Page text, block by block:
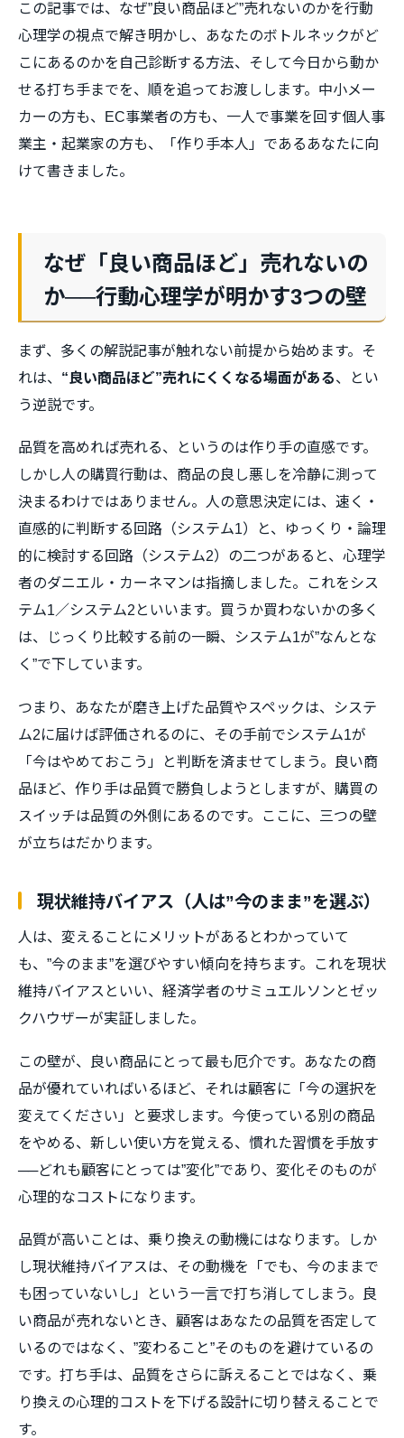
この記事では、なぜ”良い商品ほど”売れないのかを行動
心理学の視点で解き明かし、あなたのボトルネックがど
こにあるのかを自己診断する方法、そして今日から動か
せる打ち手までを、順を追ってお渡しします。中小メー
カーの方も、EC事業者の方も、一人で事業を回す個人事
業主・起業家の方も、「作り手本人」であるあなたに向
けて書きました。
なぜ「良い商品ほど」売れないの
か──行動心理学が明かす3つの壁
まず、多くの解説記事が触れない前提から始めます。そ
れは、 “良い商品ほど”売れにくくなる場面がある、とい
う逆説です。
品質を高めれば売れる、というのは作り手の直感です。
しかし人の購買行動は、商品の良し悪しを冷静に測って
決まるわけではありません。人の意思決定には、速く・
直感的に判断する回路（システム1）と、ゆっくり・論理
的に検討する回路（システム2）の二つがあると、心理学
者のダニエル・カーネマンは指摘しました。これをシス
テム1／システム2といいます。買うか買わないかの多く
は、じっくり比較する前の一瞬、システム1が”なんとな
く”で下しています。
つまり、あなたが磨き上げた品質やスペックは、システ
ム2に届けば評価されるのに、その手前でシステム1が
「今はやめておこう」と判断を済ませてしまう。良い商
品ほど、作り手は品質で勝負しようとしますが、購買の
スイッチは品質の外側にあるのです。ここに、三つの壁
が立ちはだかります。
現状維持バイアス（人は”今のまま”を選ぶ）
人は、変えることにメリットがあるとわかっていて
も、”今のまま”を選びやすい傾向を持ちます。これを現状
維持バイアスといい、経済学者のサミュエルソンとゼッ
クハウザーが実証しました。
この壁が、良い商品にとって最も厄介です。あなたの商
品が優れていればいるほど、それは顧客に「今の選択を
変えてください」と要求します。今使っている別の商品
をやめる、新しい使い方を覚える、慣れた習慣を手放す
──どれも顧客にとっては”変化”であり、変化そのものが
心理的なコストになります。
品質が高いことは、乗り換えの動機にはなります。しか
し現状維持バイアスは、その動機を「でも、今のままで
も困っていないし」という一言で打ち消してしまう。良
い商品が売れないとき、顧客はあなたの品質を否定して
いるのではなく、”変わること”そのものを避けているの
です。打ち手は、品質をさらに訴えることではなく、乗
り換えの心理的コストを下げる設計に切り替えることで
す。